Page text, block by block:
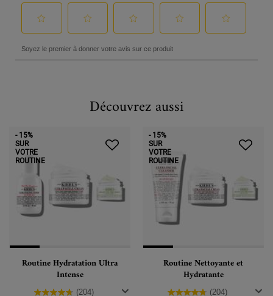
Découvrez aussi
- 15%
SUR
VOTRE
ROUTINE
Routine Hydratation Ultra
Intense
(204)
- 15%
SUR
VOTRE
ROUTINE
Routine Nettoyante et
Hydratante
(204)